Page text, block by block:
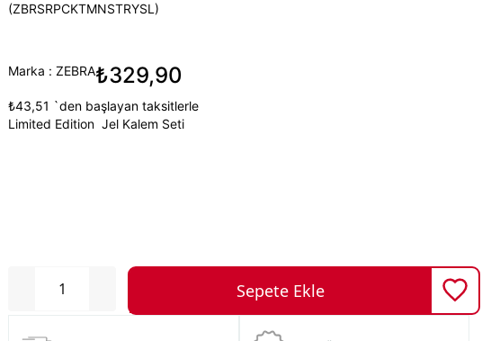
(ZBRSRPCKTMNSTRYSL)
Marka : ZEBRA₺329,90
₺43,51 `den başlayan taksitlerle
Limited Edition Jel Kalem Seti